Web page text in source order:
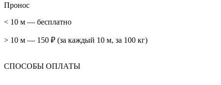
Пронос
< 10 м — бесплатно
> 10 м — 150 ₽ (за каждый 10 м, за 100 кг)
СПОСОБЫ ОПЛАТЫ